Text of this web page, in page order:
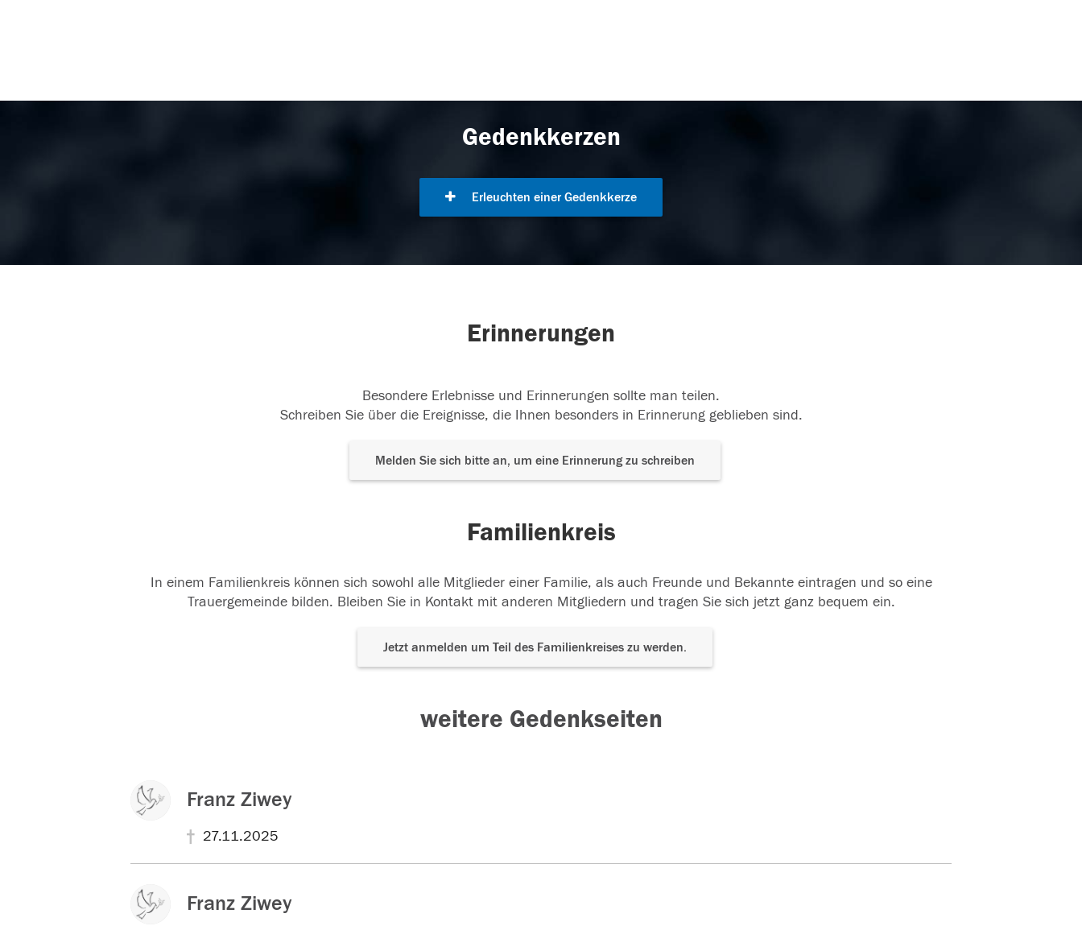
Gedenkkerzen
Erleuchten einer Gedenkkerze
Erinnerungen
Besondere Erlebnisse und Erinnerungen sollte man teilen.
Schreiben Sie über die Ereignisse, die Ihnen besonders in Erinnerung geblieben sind.
Melden Sie sich bitte an, um eine Erinnerung zu schreiben
Familienkreis
In einem Familienkreis können sich sowohl alle Mitglieder einer Familie, als auch Freunde und Bekannte eintragen und so eine
Trauergemeinde bilden. Bleiben Sie in Kontakt mit anderen Mitgliedern und tragen Sie sich jetzt ganz bequem ein.
Jetzt anmelden um Teil des Familienkreises zu werden.
weitere Gedenkseiten
Franz Ziwey
27.11.2025
Franz Ziwey